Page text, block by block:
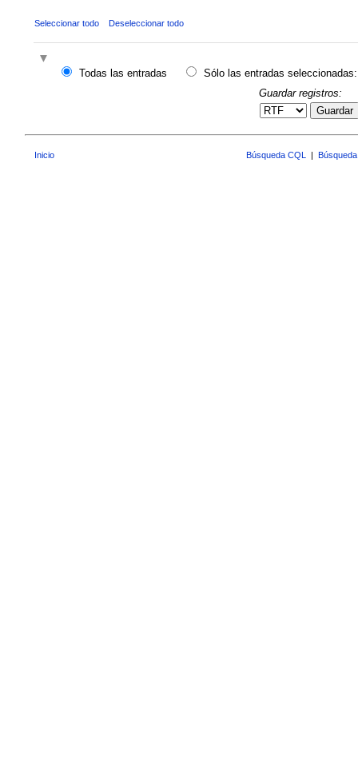
Seleccionar todo Deseleccionar todo
Todas las entradas
Sólo las entradas seleccionadas:
Guardar registros:
Guardar
Inicio Búsqueda CQL